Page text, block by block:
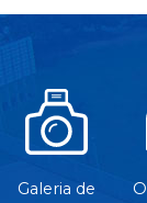
Galeria de